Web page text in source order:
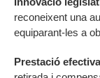
reconeixent una
equiparant-les a
Prestació